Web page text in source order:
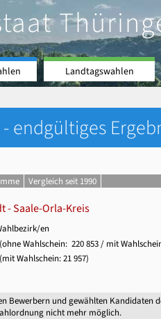
Landtagswahlen
endgültiges
Vergleich seit 1990
- Saale-Orla-Kreis
en
(ohne Wahlschein: 220 853 / mit
(mit Wahlschein:21 957)
Bewerbern und gewählten Kandidaten
nicht mehr möglich.